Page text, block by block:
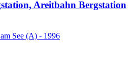
Areitbahn Bergstation
See (A) - 1996